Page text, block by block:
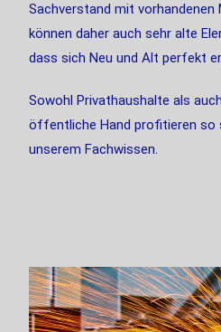
Sachverstand mit vorhandenen
können daher auch sehr alte
dass sich Neu und Alt perfekt
Sowohl Privathaushalte als
öffentliche Hand profitieren so
unserem Fachwissen.